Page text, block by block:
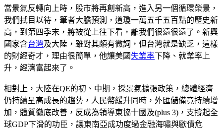
當景氣反轉向上時，股市將再創新高，進入另一個循環榮景，
我們拭目以待，筆者大膽預測，道瓊一萬五千五百點的歷史新
高，到第四季末，將被從上往下看，離我們很遠很遠了。新興
國家含台灣及大陸，雖對其頗有微詞，但台灣就是缺乏，這樣
的財經奇才，理由很簡單，他讓美國失業率下降、就業率上
升，經濟富起來了。
相對上，大陸在QE的初、中期，採景氣擴張政策，總體經濟
仍持續呈高成長的趨勢，人民幣緩升同時，外匯儲備竟持續增
加，體質徹底改善，反成為領導東協十國及(plus 3)，支撐起全
球GDP下滑的功臣，讓東南亞成功度過金融海嘯與歐債危